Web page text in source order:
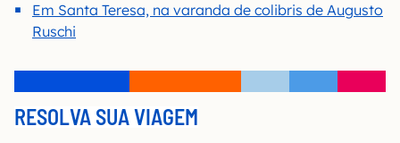
Em Santa Teresa, na varanda de colibris de Augusto
Ruschi
RESOLVA SUA VIAGEM